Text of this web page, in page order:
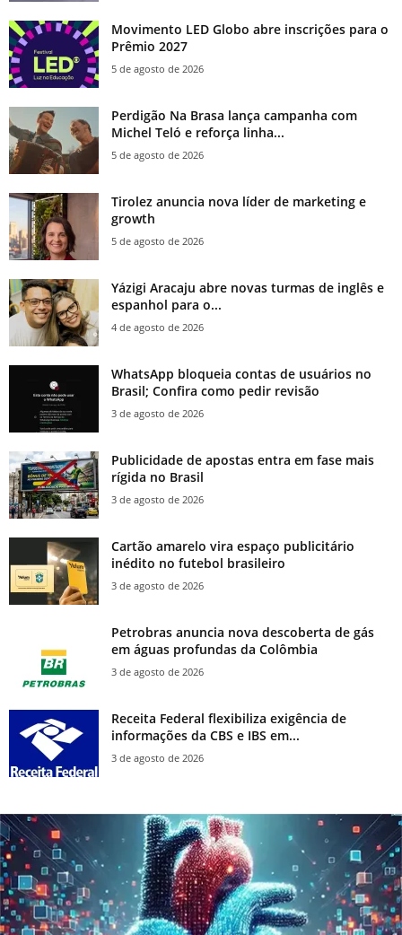
Movimento LED Globo abre inscrições para o
Prêmio 2027
5 de agosto de 2026
Perdigão Na Brasa lança campanha com
Michel Teló e reforça linha...
5 de agosto de 2026
Tirolez anuncia nova líder de marketing e
growth
5 de agosto de 2026
Yázigi Aracaju abre novas turmas de inglês e
espanhol para o...
4 de agosto de 2026
WhatsApp bloqueia contas de usuários no
Brasil; Confira como pedir revisão
3 de agosto de 2026
Publicidade de apostas entra em fase mais
rígida no Brasil
3 de agosto de 2026
Cartão amarelo vira espaço publicitário
inédito no futebol brasileiro
3 de agosto de 2026
Petrobras anuncia nova descoberta de gás
em águas profundas da Colômbia
3 de agosto de 2026
Receita Federal flexibiliza exigência de
informações da CBS e IBS em...
3 de agosto de 2026